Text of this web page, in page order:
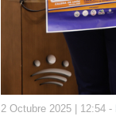
2 Octubre 2025 | 12:54 -